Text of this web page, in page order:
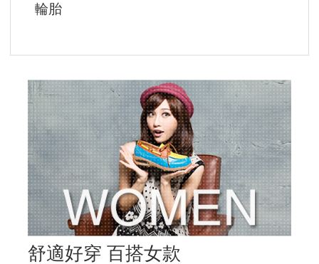
輪胎
舒適好穿 百搭女款